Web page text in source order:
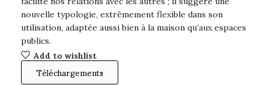
nouvelle typologie, extrêmement flexible dans son
utilisation, adaptée aussi bien à la maison qu’aux espaces
publics.
Add to wishlist
Téléchargements